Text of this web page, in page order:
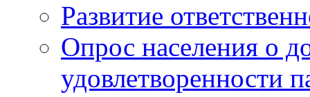
Развитие
Опрос населения о
удовлетворенности